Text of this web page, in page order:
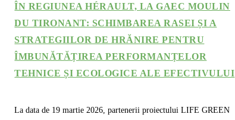
ÎN REGIUNEA HÉRAULT, LA GAEC MOULIN
DU TIRONANT: SCHIMBAREA RASEI ȘI A
STRATEGIILOR DE HRĂNIRE PENTRU
ÎMBUNĂTĂȚIREA PERFORMANȚELOR
TEHNICE ȘI ECOLOGICE ALE EFECTIVULUI
La data de 19 martie 2026, partenerii proiectului LIFE GREEN